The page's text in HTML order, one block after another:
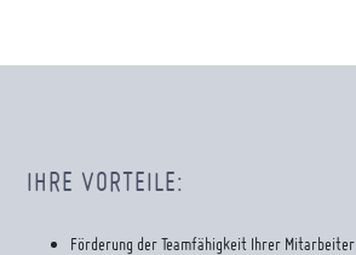
IHRE VORTEILE:
Förderung der Teamfähigkeit Ihrer Mitarbeiter